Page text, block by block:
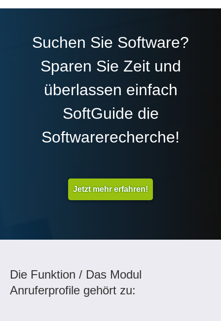
Suchen Sie Software?
Sparen Sie Zeit und
überlassen einfach
SoftGuide die
Softwarerecherche!
Jetzt mehr erfahren!
Die Funktion / Das Modul
Anruferprofile gehört zu: